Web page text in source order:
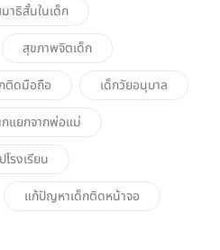
าธิสั้นในเด็ก
สุขภาพจิตเด็ก
ติดมือถือ
เด็กวัยอนุบาล
กแยกจากพ่อแม่
รงเรียน
แก้ปัญหาเด็กติดหน้าจอ